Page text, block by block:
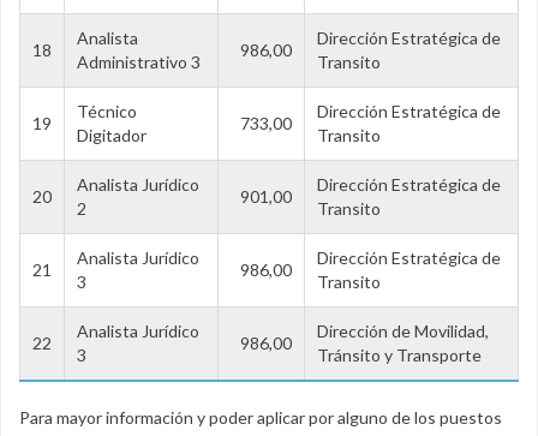
18
Analista
Administrativo 3
986,00
Dirección Estratégica de
Transito
19
Técnico
Digitador
733,00
Dirección Estratégica de
Transito
20
Analista Jurídico
2
901,00
Dirección Estratégica de
Transito
21
Analista Jurídico
3
986,00
Dirección Estratégica de
Transito
22
Analista Jurídico
3
986,00
Dirección de Movilidad,
Tránsito y Transporte
Para mayor información y poder aplicar por alguno de los puestos